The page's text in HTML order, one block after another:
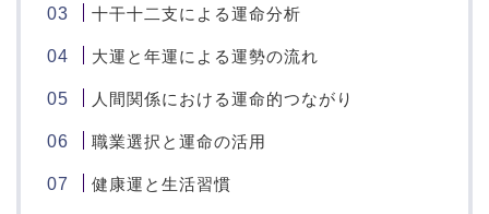
十干十二支による運命分析
大運と年運による運勢の流れ
人間関係における運命的つながり
職業選択と運命の活用
健康運と生活習慣